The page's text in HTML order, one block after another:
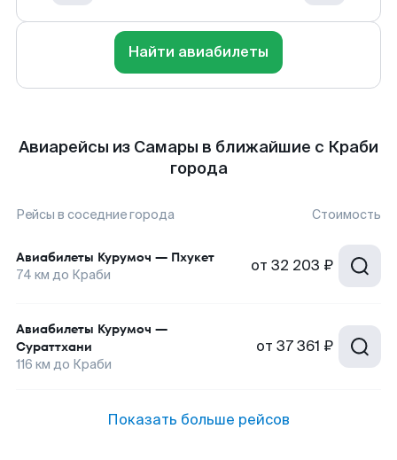
Найти авиабилеты
Авиарейсы из Самары в ближайшие с Краби
города
Рейсы в соседние города Стоимость
Авиабилеты Курумоч — Пхукет
74 км до Краби от 32 203 ₽
Авиабилеты Курумоч —
Сураттхани
116 км до Краби
от 37 361 ₽
Показать больше рейсов